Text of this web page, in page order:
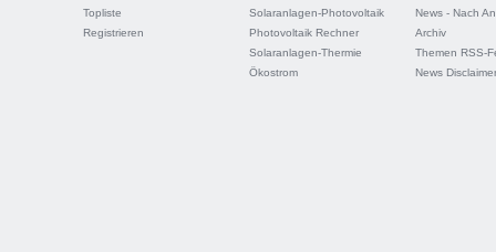
Topliste
Registrieren
Solaranlagen-Photovoltaik
Photovoltaik Rechner
Solaranlagen-Thermie
Ökostrom
News - Nach
Archiv
Themen RSS-
News Disclaimer